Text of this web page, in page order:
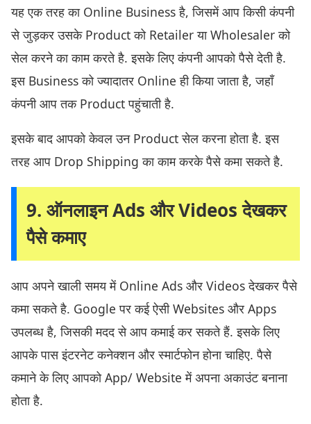
यह एक तरह का Online Business है, जिसमें आप किसी कंपनी
से जुड़कर उसके Product को Retailer या Wholesaler को
सेल करने का काम करते है. इसके लिए कंपनी आपको पैसे देती है.
इस Business को ज्यादातर Online ही किया जाता है, जहाँ
कंपनी आप तक Product पहुंचाती है.
इसके बाद आपको केवल उन Product सेल करना होता है. इस
तरह आप Drop Shipping का काम करके पैसे कमा सकते है.
9. ऑनलाइन Ads और Videos देखकर
पैसे कमाए
आप अपने खाली समय में Online Ads और Videos देखकर पैसे
कमा सकते है. Google पर कई ऐसी Websites और Apps
उपलब्ध है, जिसकी मदद से आप कमाई कर सकते हैं. इसके लिए
आपके पास इंटरनेट कनेक्शन और स्मार्टफोन होना चाहिए. पैसे
कमाने के लिए आपको App/ Website में अपना अकाउंट बनाना
होता है.